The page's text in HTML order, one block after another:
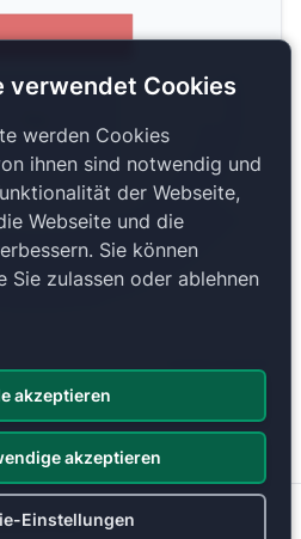
anzeigen
verwendet Cookies
werden Cookies
ihnen sind notwendig und
der Webseite,
Webseite und die
Sie können
Sie zulassen oder ablehnen
akzeptieren
akzeptieren
Einstellungen